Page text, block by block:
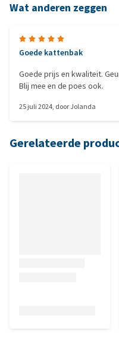
Wat anderen zeggen
Goede kattenbak
Goede prijs en kwaliteit. Geurloos, makkelijk beweegbaar klepje.
Blij mee en de poes ook.
25 juli 2024, doorJolanda
Gerelateerde